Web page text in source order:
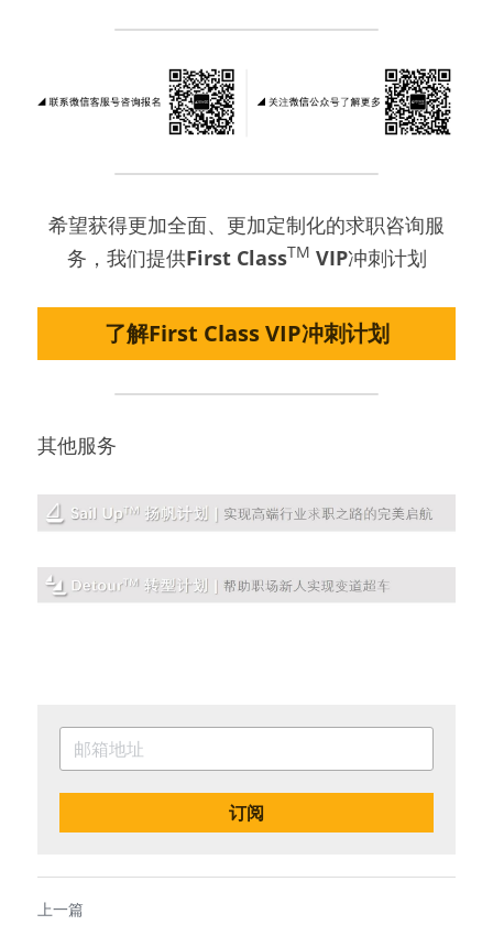
希望获得更加全面、更加定制化的求职咨询服
务，我们提供First ClassTM VIP冲刺计划
了解First Class VIP冲刺计划
其他服务
订阅
上一篇